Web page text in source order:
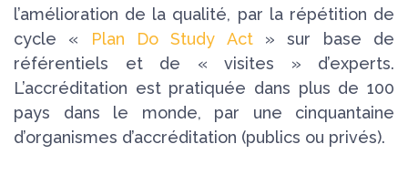
l’amélioration de la qualité, par la répétition de
cycle «
Plan Do Study Act» sur base de
référentiels et de « visites » d’experts.
L’accréditation est pratiquée dans plus de 100
pays dans le monde, par une cinquantaine
d’organismes d’accréditation (publics ou privés).